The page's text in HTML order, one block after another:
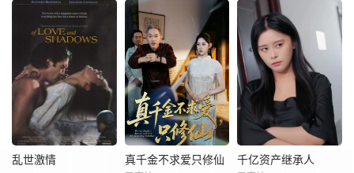
乱世激情 真千金不求爱只修仙 千亿资产继承人